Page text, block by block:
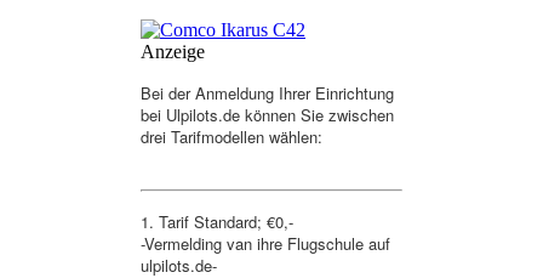
Anzeige
Bei der Anmeldung Ihrer Einrichtung
bei Ulpilots.de können Sie zwischen
drei Tarifmodellen wählen:
1. Tarif Standard; €0,-
-Vermelding van ihre Flugschule auf
ulpilots.de-